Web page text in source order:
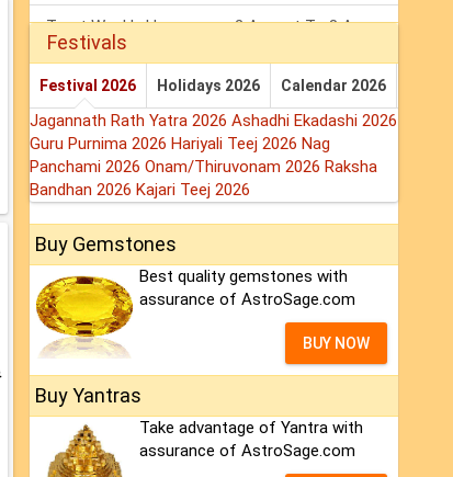
Tarot Weekly Horoscope: 2 August To 8 August, 2026
Festivals
Festival 2026 Holidays 2026 Calendar 2026
Jagannath Rath Yatra 2026 Ashadhi Ekadashi 2026
Guru Purnima 2026 Hariyali Teej 2026 Nag
Panchami 2026 Onam/Thiruvonam 2026 Raksha
Bandhan 2026 Kajari Teej 2026
Buy Gemstones
Best quality gemstones with
assurance of AstroSage.com
BUY NOW
Buy Yantras
Take advantage of Yantra with
assurance of AstroSage.com